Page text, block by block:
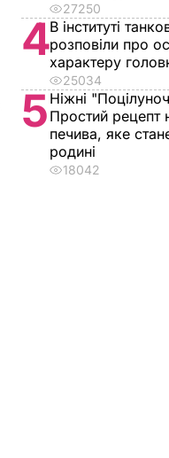
27250
4В інституті
розповіли про
характеру
25034
5 Ніжні
Простий рецепт
печива, яке
родині
18042